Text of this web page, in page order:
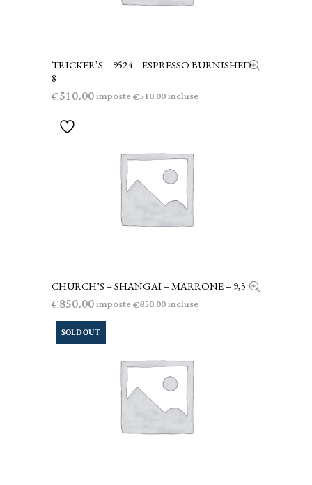
AGGIUNGI AL CARRELLO
TRICKER’S – 9524 – ESPRESSO BURNISHED –
8
€510.00imposte€510.00incluse
AGGIUNGI AL CARRELLO
CHURCH’S – SHANGAI – MARRONE – 9,5
€850.00imposte€850.00incluse
SOLD OUT